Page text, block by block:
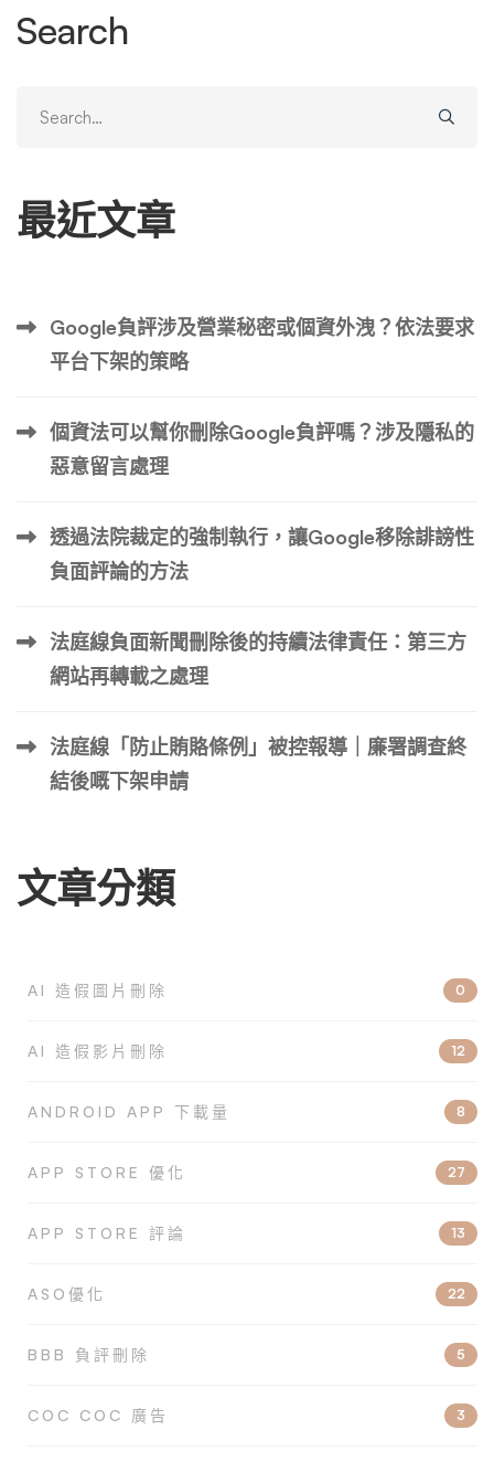
間有限，當法院的詢問函到達時，歷史記錄很可能已被刪
我們不會回應外部各方的資訊請求，也不會對侵犯使用者人
構的要求。例如，如果我們收到調查機構揭露資訊的要求，
我們可能會根據相關法律法規在認為適當的範圍內提供資
面，在對人的生命存在危險或對特定犯罪有強烈懷疑的緊急
情況下，我們可以在綜合考慮揭露的必要性和適當性後對揭
回應 根據事件的性質，可能會提出揭露請求 LINE 應警方等
調查機構的要求提供資訊。不過，前提是投訴已經收到，調
查已經開始。 作為一般規則，除非聊天內容不合法，否則 L
使在一對一的談話中使用誹謗或侮辱性語言，也只有少數情
況下被視為違法。這是因為這些罪行必須在公共場合實施。
行為，也被認為是高度違法的，透過諮詢律師或警方就有可
能獲得打電話者的信息。 就最近揭露請求的趨勢而言，我
們應對調查機構揭露用戶資訊的請求 […] …
Search
for:
最近文章
Google負評涉及營業秘密或個資外洩？依法要求
平台下架的策略
個資法可以幫你刪除Google負評嗎？涉及隱私的
惡意留言處理
透過法院裁定的強制執行，讓Google移除誹謗性
負面評論的方法
法庭線負面新聞刪除後的持續法律責任：第三方
網站再轉載之處理
法庭線「防止賄賂條例」被控報導｜廉署調查終
結後嘅下架申請
文章分類
AI 造假圖片刪除 0
AI 造假影片刪除 12
ANDROID APP 下載量 8
APP STORE 優化 27
APP STORE 評論 13
ASO優化 22
BBB 負評刪除 5
COC COC 廣告 3